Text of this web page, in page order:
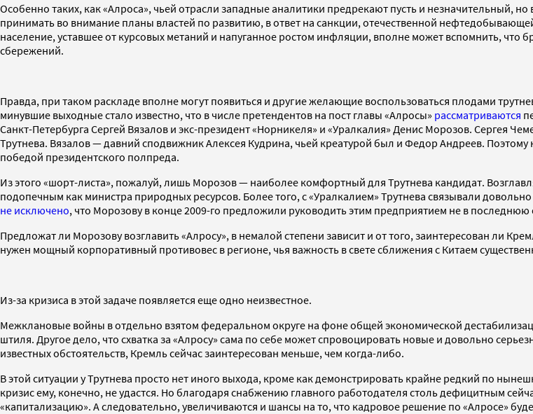
Особенно таких, как «Алроса», чьей отрасли западные аналитики предрекают пусть и незначительный, но
принимать во внимание планы властей по развитию, в ответ на санкции, отечественной
население, уставшее от курсовых метаний и напуганное ростом инфляции, вполне может вспомнить,
сбережений.
Правда, при таком раскладе вполне могут появиться и другие желающие воспользоваться плодами
минувшие выходные стало известно, что в числе претендентов на пост главы «Алросы» рассматриваются
Санкт-Петербурга Сергей Вязалов и экс-президент «Норникеля» и «Уралкалия» Денис Морозов. Сергея
Трутнева. Вязалов — давний сподвижник Алексея Кудрина, чьей креатурой был и Федор Андреев.
победой президентского полпреда.
Из этого «шорт-листа», пожалуй, лишь Морозов — наиболее комфортный для Трутнева кандидат.
подопечным как министра природных ресурсов. Более того, с «Уралкалием» Трутнева связывали
не исключено, что Морозову в конце 2009-го предложили руководить этим предприятием не в последнюю
Предложат ли Морозову возглавить «Алросу», в немалой степени зависит и от того, заинтересован ли
нужен мощный корпоративный противовес в регионе, чья важность в свете сближения с Китаем
Из-за кризиса в этой задаче появляется еще одно неизвестное.
Межклановые войны в отдельно взятом федеральном округе на фоне общей экономической
штиля. Другое дело, что схватка за «Алросу» сама по себе может спровоцировать новые и довольно
известных обстоятельств, Кремль сейчас заинтересован меньше, чем когда-либо.
В этой ситуации у Трутнева просто нет иного выхода, кроме как демонстрировать крайне редкий по
кризис ему, конечно, не удастся. Но благодаря снабжению главного работодателя столь дефицитным
«капитализацию». А следовательно, увеличиваются и шансы на то, что кадровое решение по «Алросе»